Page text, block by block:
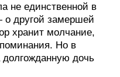
не единственной в
о другой замершей
хранит молчание,
Но в
долгожданную дочь